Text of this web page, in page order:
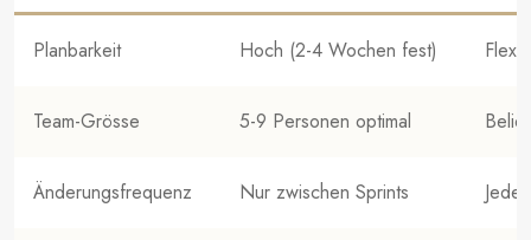
Planbarkeit Hoch (2-4 Wochen fest)
Team-Grösse 5-9 Personen optimal
Änderungsfrequenz Nur zwischen Sprints